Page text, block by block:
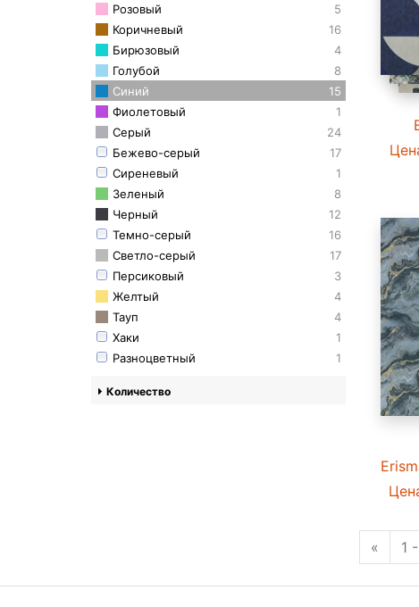
Розовый
5
Коричневый
16
Бирюзовый
4
Голубой
8
Синий
15
Фиолетовый
1
Серый
24
Бежево-серый
17
Сиреневый
1
Зеленый
8
Черный
12
Темно-серый
16
Светло-серый
17
Персиковый
3
Желтый
4
Тауп
4
Хаки
1
Разноцветный
1
Количество
« 1